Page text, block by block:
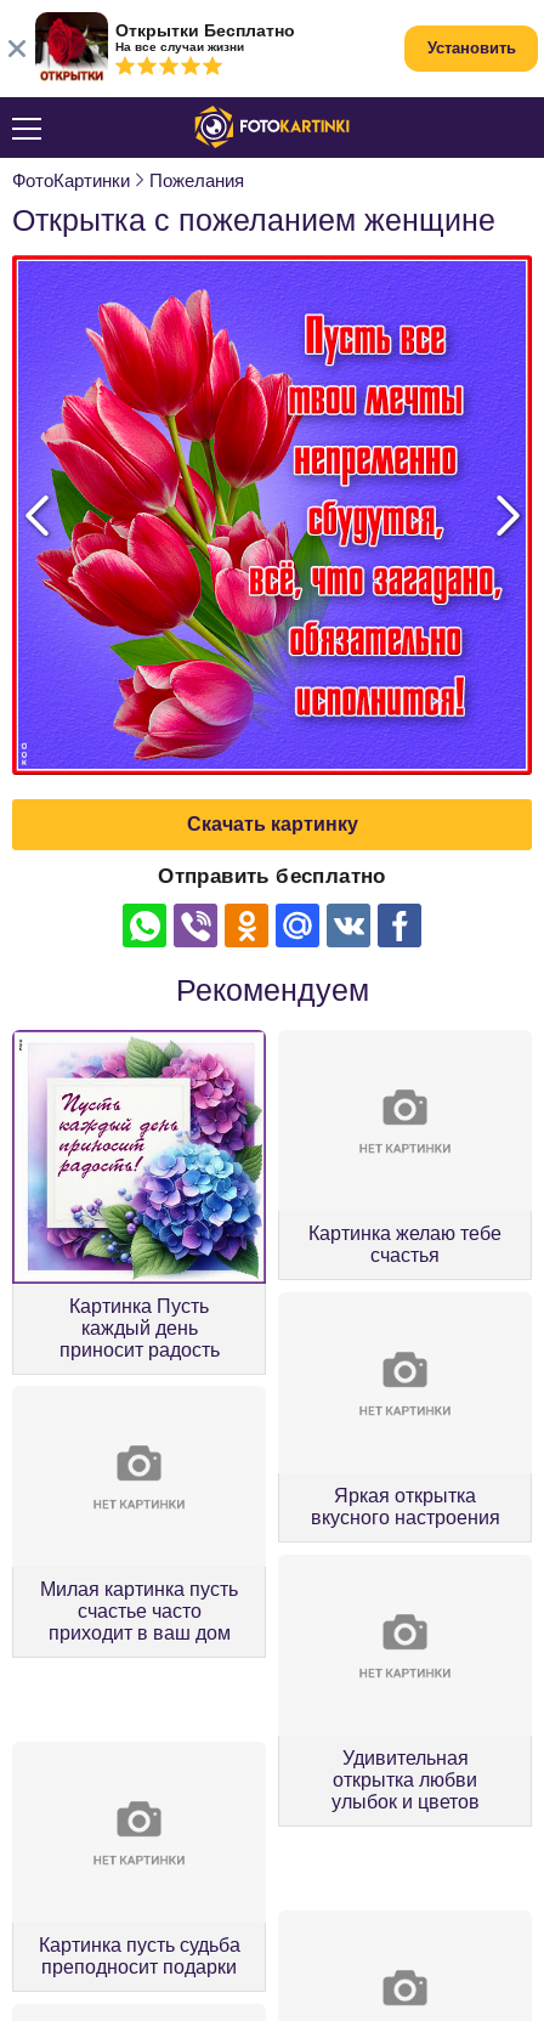
ФотоКартинки Пожелания
Открытка с пожеланием женщине
Скачать картинку
Отправить бесплатно
Рекомендуем
Картинка Пусть
каждый день
приносит радость
Картинка желаю тебе
счастья
Милая картинка пусть
счастье часто
приходит в ваш дом
Яркая открытка
вкусного настроения
Картинка пусть судьба
преподносит подарки
Удивительная
открытка любви
улыбок и цветов
Открытки Бесплатно
На все случаи жизни Установить